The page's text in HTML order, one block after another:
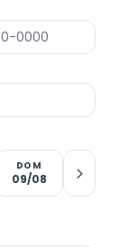
DOM
09/08